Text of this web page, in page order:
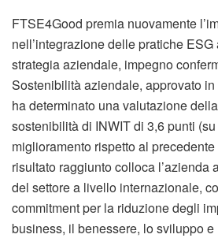
FTSE4Good premia nuovamente
nell’integrazione delle pratiche ESG
strategia aziendale, impegno
Sostenibilità aziendale, approvato in
ha determinato una valutazione
sostenibilità di INWIT di 3,6 punti
miglioramento rispetto al
risultato raggiunto colloca l’azienda
del settore a livello internazionale,
commitment per la riduzione degli
business, il benessere, lo sviluppo